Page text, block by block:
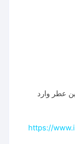
عطر وارد
https://